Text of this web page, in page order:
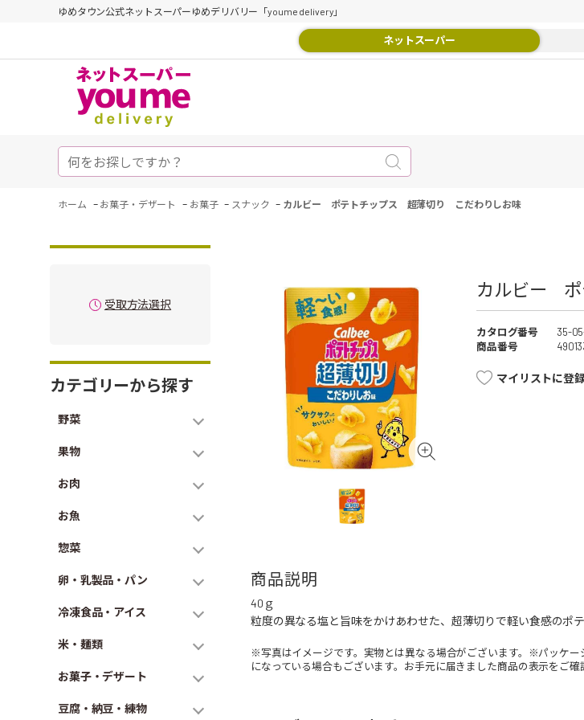
ゆめタウン公式ネットスーパーゆめデリバリー「youme delivery」
ネットスーパー
ホーム - お菓子・デザート - お菓子 - スナック - カルビー ポテトチップス 超薄切り こだわりしお味
受取方法選択
カテゴリーから探す
野菜
果物
お肉
お魚
惣菜
卵・乳製品・パン
冷凍食品・アイス
米・麺類
お菓子・デザート
豆腐・納豆・練物
カルビー
カタログ番号
35-
商品番号
マイリストに登
商品説明
40ｇ
粒度の異なる塩と旨味をかけあわせた、超薄切りで軽い食感のポ
※写真はイメージです。実物とは異なる場合がございます。※パッケ
になっている場合もございます。お手元に届きました商品の表示をご確